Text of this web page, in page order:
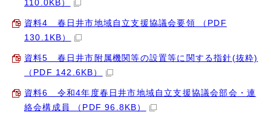
110.0KB）
資料4 春日井市地域自立支援協議会要領 （PDF
130.1KB）
資料5 春日井市附属機関等の設置等に関する指針(抜粋)
（PDF 142.6KB）
資料6 令和4年度春日井市地域自立支援協議会部会・連
絡会構成員 （PDF 96.8KB）